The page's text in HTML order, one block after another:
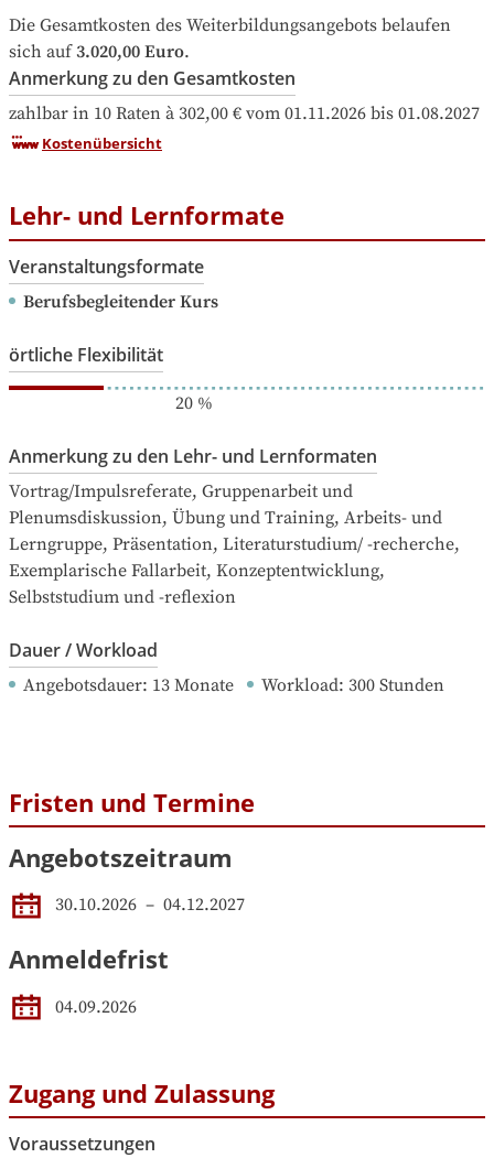
Die Gesamtkosten des Weiterbildungsangebots belaufen
sich auf 3.020,00 Euro.
Anmerkung zu den Gesamtkosten
zahlbar in 10 Raten à 302,00 € vom 01.11.2026 bis 01.08.2027
Kostenübersicht
Lehr- und Lernformate
Veranstaltungsformate
Berufsbegleitender Kurs
örtliche Flexibilität
20 %
Anmerkung zu den Lehr- und Lernformaten
Vortrag/Impulsreferate, Gruppenarbeit und
Plenumsdiskussion, Übung und Training, Arbeits- und
Lerngruppe, Präsentation, Literaturstudium/ -recherche,
Exemplarische Fallarbeit, Konzeptentwicklung,
Selbststudium und -reflexion
Dauer / Workload
Angebotsdauer: 13 Monate Workload: 300 Stunden
Fristen und Termine
Angebotszeitraum
30.10.2026 – 04.12.2027
Anmeldefrist
04.09.2026
Zugang und Zulassung
Voraussetzungen